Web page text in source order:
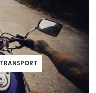
TRANSPORT